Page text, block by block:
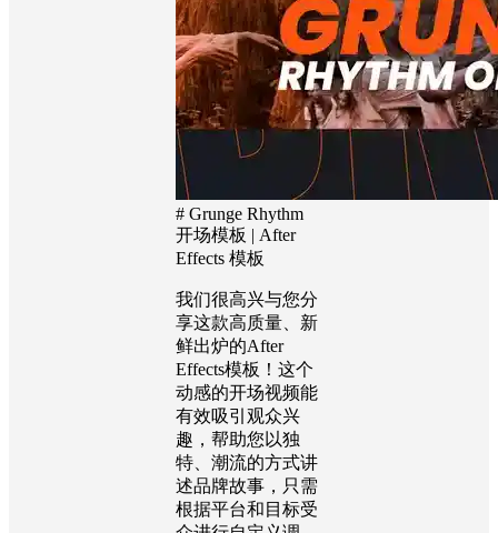
# Grunge Rhythm
开场模板 | After
Effects 模板
我们很高兴与您分
享这款高质量、新
鲜出炉的After
Effects模板！这个
动感的开场视频能
有效吸引观众兴
趣，帮助您以独
特、潮流的方式讲
述品牌故事，只需
根据平台和目标受